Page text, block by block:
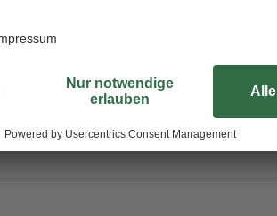
ordern wir deine Pflanze erst nach der
dich über eine frische und gesunde